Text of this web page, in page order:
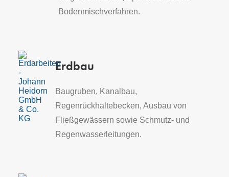
Bodenmischverfahren.
Erdbau
Baugruben, Kanalbau,
Regenrückhaltebecken, Ausbau von
Fließgewässern sowie Schmutz- und
Regenwasserleitungen.